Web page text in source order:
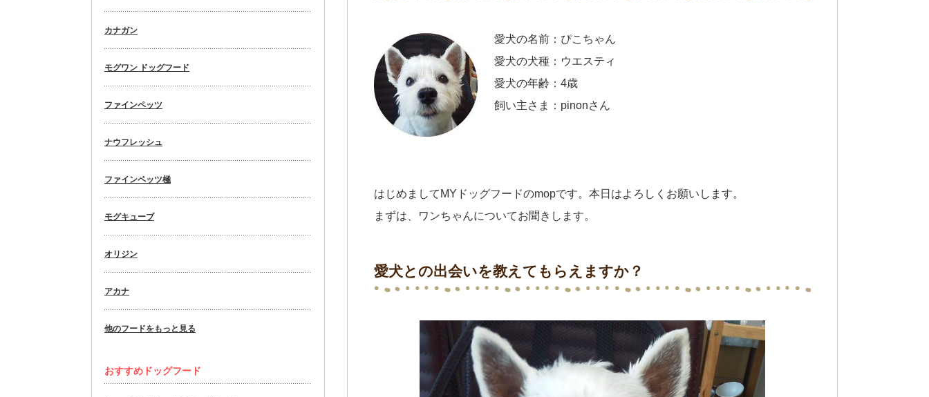
愛犬の名前：ぴこちゃん
愛犬の犬種：ウエスティ
愛犬の年齢：4歳
飼い主さま：pinonさん
はじめましてMYドッグフードのmopです。本日はよろしくお願いします。
まずは、ワンちゃんについてお聞きします。
愛犬との出会いを教えてもらえますか？
カナガン
モグワン ドッグフード
ファインペッツ
ナウフレッシュ
ファインペッツ極
モグキューブ
オリジン
アカナ
他のフードをもっと見る
おすすめドッグフード